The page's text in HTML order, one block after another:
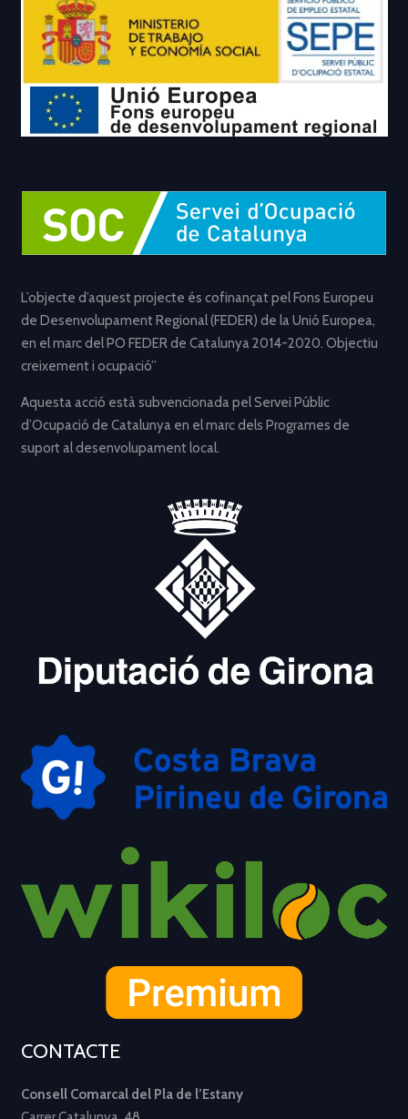
L’objecte d’aquest projecte és cofinançat pel Fons Europeu
de Desenvolupament Regional (FEDER) de la Unió Europea,
en el marc del PO FEDER de Catalunya 2014-2020. Objectiu
creixement i ocupació”
Aquesta acció està subvencionada pel Servei Públic
d’Ocupació de Catalunya en el marc dels Programes de
suport al desenvolupament local.
CONTACTE
Consell Comarcal del Pla de l’Estany